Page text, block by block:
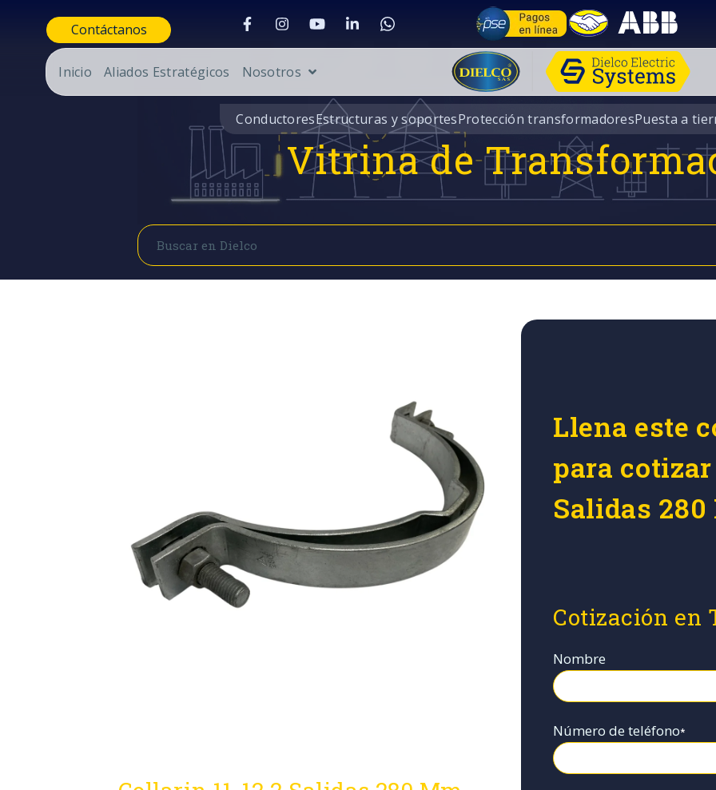
Contáctanos
Inicio Aliados Estratégicos Nosotros
ConductoresEstructuras y soportesProtección transformadoresPuesta a
Vitrina de
Buscar
Llena este
para
Salidas
Cotización en
Nombre
Número de teléfono*